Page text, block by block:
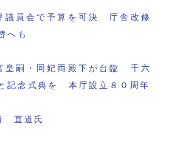
議員会で予算を可決 庁舎改修
へも
皇嗣・同妃両殿下が台臨 千六
記念式典を 本庁設立８０周年
直道氏